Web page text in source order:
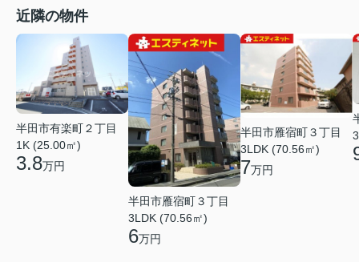
近隣の物件
半田市有楽町２丁目
1K (25.00㎡)
3.8万円
半田市雁宿町３丁目
3LDK (70.56㎡)
6万円
半田市雁宿町３丁目
3LDK (70.56㎡)
7万円